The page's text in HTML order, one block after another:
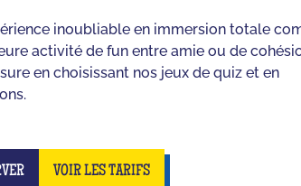
inoubliable en immersion totale
activité de fun entre amie ou de
en choisissant nos jeux de quiz et en
VOIR LES TARIFS